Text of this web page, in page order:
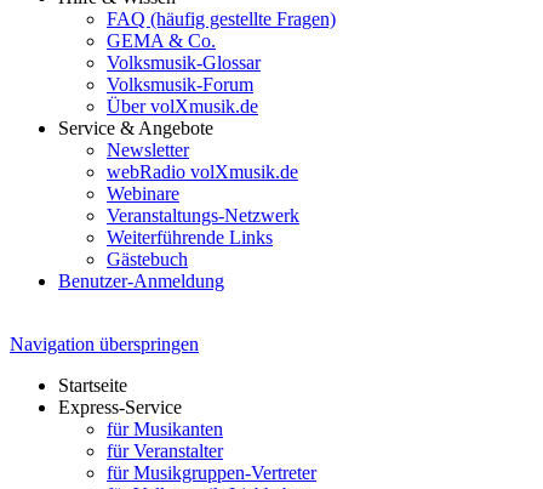
FAQ (häufig gestellte Fragen)
GEMA & Co.
Volksmusik-Glossar
Volksmusik-Forum
Über volXmusik.de
Service & Angebote
Newsletter
webRadio volXmusik.de
Webinare
Veranstaltungs-Netzwerk
Weiterführende Links
Gästebuch
Benutzer-Anmeldung
Navigation überspringen
Startseite
Express-Service
für Musikanten
für Veranstalter
für Musikgruppen-Vertreter